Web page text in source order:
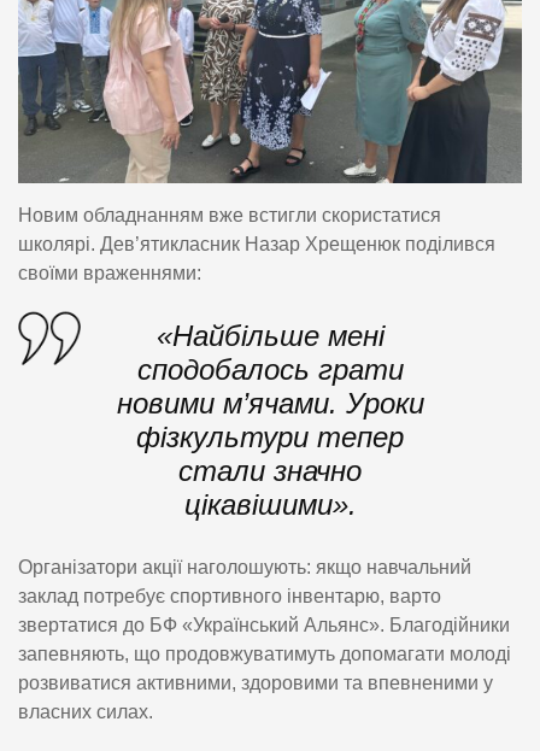
Новим обладнанням вже встигли скористатися
школярі. Дев’ятикласник Назар Хрещенюк поділився
своїми враженнями:
«Найбільше мені
сподобалось грати
новими м’ячами. Уроки
фізкультури тепер
стали значно
цікавішими».
Організатори акції наголошують: якщо навчальний
заклад потребує спортивного інвентарю, варто
звертатися до БФ «Український Альянс». Благодійники
запевняють, що продовжуватимуть допомагати молоді
розвиватися активними, здоровими та впевненими у
власних силах.